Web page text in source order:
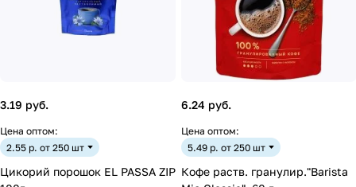
3.19 руб.
Цена оптом:
2.55 р. от 250 шт
Цикорий порошок EL PASSA ZIP
6.24 руб.
Цена оптом:
5.49 р. от 250 шт
Кофе раств. гранулир."Barista